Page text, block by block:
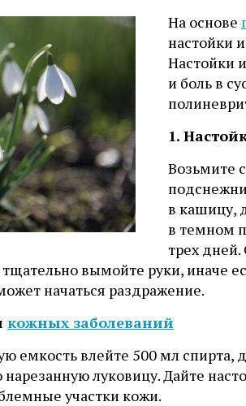
На основе
настойки
Настойки
и боль в
1.
Возьмите
в кашицу,
в темном
трех
вымойте руки, иначе
начаться раздражение.
кожных заболеваний
емкость влейте 500 мл спирта,
луковицу. Дайте
участки кожи.